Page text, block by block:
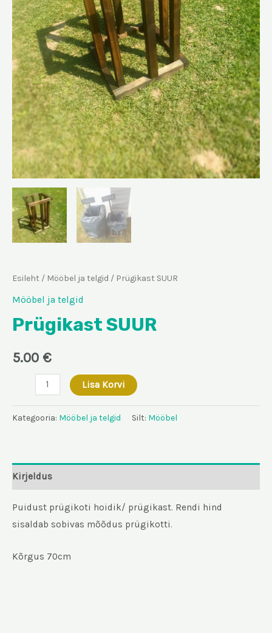
Esileht / Mööbel ja telgid / Prügikast SUUR
Mööbel ja telgid
Prügikast SUUR
5.00 €
Prügikast
kogus
Lisa Korvi
Kategooria: Mööbel ja telgid Silt: Mööbel
Kirjeldus
Puidust prügikoti hoidik/ prügikast. Rendi hind
sisaldab sobivas mõõdus prügikotti.
Kõrgus 70cm